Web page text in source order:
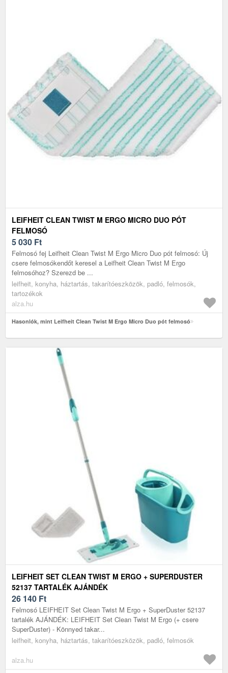
LEIFHEIT CLEAN TWIST M ERGO MICRO DUO PÓT
FELMOSÓ
5 030 Ft
Felmosó fej Leifheit Clean Twist M Ergo Micro Duo pót felmosó: Új
csere felmosókendőt keresel a Leifheit Clean Twist M Ergo
felmosóhoz? Szerezd be ...
leifheit, konyha, háztartás, takarítóeszközök, padló, felmosók,
tartozékok
alza.hu
Hasonlók, mint Leifheit Clean Twist M Ergo Micro Duo pót felmosó
LEIFHEIT SET CLEAN TWIST M ERGO + SUPERDUSTER
52137 TARTALÉK AJÁNDÉK
26 140 Ft
Felmosó LEIFHEIT Set Clean Twist M Ergo + SuperDuster 52137
tartalék AJÁNDÉK: LEIFHEIT Set Clean Twist M Ergo (+ csere
SuperDuster) - Könnyed takar...
leifheit, konyha, háztartás, takarítóeszközök, padló, felmosók
alza.hu